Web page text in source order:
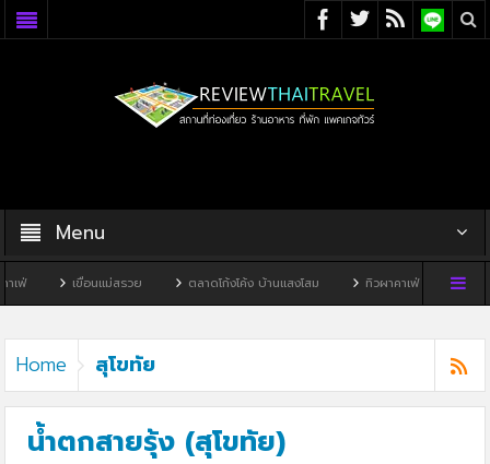
Menu
ม่สรวย ตลาดโก้งโค้ง บ้านแสงโสม ทิวผาคาเฟ่ บ้านพิพิธภัณฑ์ไทดำ
Home สุโขทัย
น้ำตกสายรุ้ง (สุโขทัย)